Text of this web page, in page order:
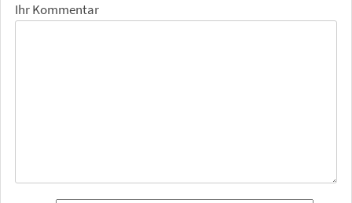
Ihr Kommentar